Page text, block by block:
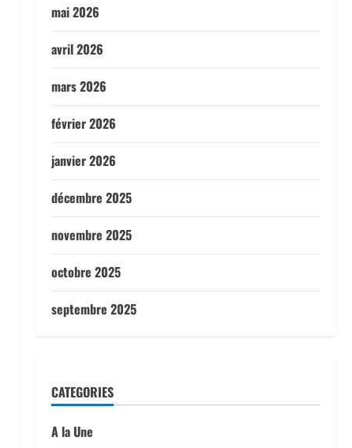
mai 2026
avril 2026
mars 2026
février 2026
janvier 2026
décembre 2025
novembre 2025
octobre 2025
septembre 2025
CATEGORIES
A la Une